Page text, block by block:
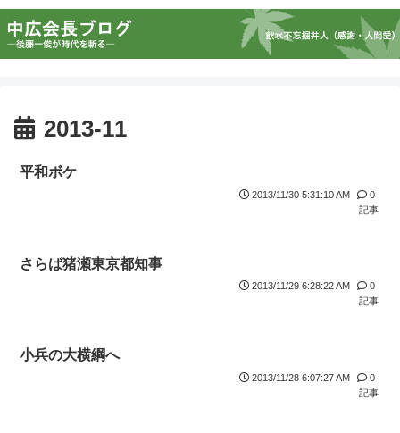
2013-11
平和ボケ
2013/11/30 5:31:10 AM
0
記事
さらば猪瀬東京都知事
2013/11/29 6:28:22 AM
0
記事
小兵の大横綱へ
2013/11/28 6:07:27 AM
0
記事